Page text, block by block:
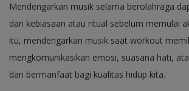
Mendengarkan musik selama berolahraga
dari kebiasaan atau ritual sebelum memulai
itu, mendengarkan musik saat workout
mengkomunikasikan emosi, suasana hati,
dan bermanfaat bagi kualitas hidup kita.